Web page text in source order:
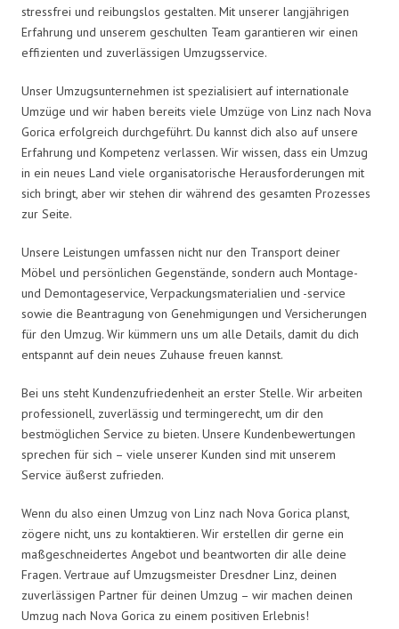
stressfrei und reibungslos gestalten. Mit unserer langjährigen
Erfahrung und unserem geschulten Team garantieren wir einen
effizienten und zuverlässigen Umzugsservice.
Unser Umzugsunternehmen ist spezialisiert auf internationale
Umzüge und wir haben bereits viele Umzüge von Linz nach Nova
Gorica erfolgreich durchgeführt. Du kannst dich also auf unsere
Erfahrung und Kompetenz verlassen. Wir wissen, dass ein Umzug
in ein neues Land viele organisatorische Herausforderungen mit
sich bringt, aber wir stehen dir während des gesamten Prozesses
zur Seite.
Unsere Leistungen umfassen nicht nur den Transport deiner
Möbel und persönlichen Gegenstände, sondern auch Montage-
und Demontageservice, Verpackungsmaterialien und -service
sowie die Beantragung von Genehmigungen und Versicherungen
für den Umzug. Wir kümmern uns um alle Details, damit du dich
entspannt auf dein neues Zuhause freuen kannst.
Bei uns steht Kundenzufriedenheit an erster Stelle. Wir arbeiten
professionell, zuverlässig und termingerecht, um dir den
bestmöglichen Service zu bieten. Unsere Kundenbewertungen
sprechen für sich – viele unserer Kunden sind mit unserem
Service äußerst zufrieden.
Wenn du also einen Umzug von Linz nach Nova Gorica planst,
zögere nicht, uns zu kontaktieren. Wir erstellen dir gerne ein
maßgeschneidertes Angebot und beantworten dir alle deine
Fragen. Vertraue auf Umzugsmeister Dresdner Linz, deinen
zuverlässigen Partner für deinen Umzug – wir machen deinen
Umzug nach Nova Gorica zu einem positiven Erlebnis!